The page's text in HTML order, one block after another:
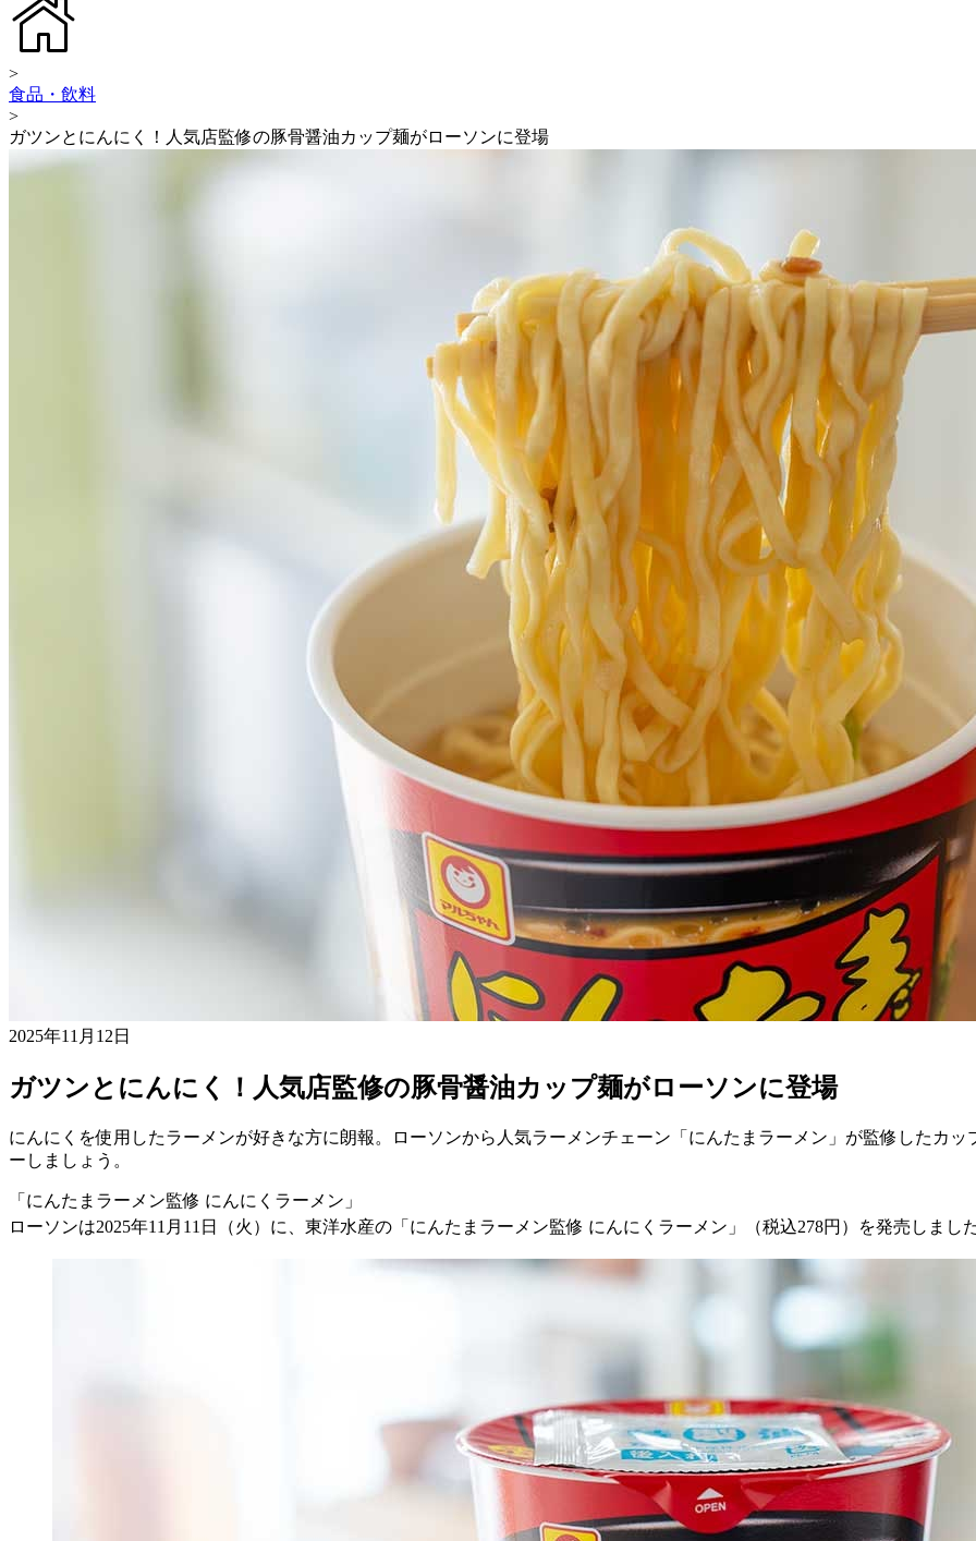
>
食品・飲料
>
ガツンとにんにく！人気店監修の豚骨醤油カップ麺がローソンに登場
2025年11月12日
ガツンとにんにく！人気店監修の豚骨醤油カップ麺がローソンに登場
にんにくを使用したラーメンが好きな方に朗報。ローソンから人気ラーメンチェーン「にんたまラーメン」が監修したカ
ーしましょう。
「にんたまラーメン監修 にんにくラーメン」
ローソンは2025年11月11日（火）に、東洋水産の「にんたまラーメン監修 にんにくラーメン」（税込278円）を発売しまし